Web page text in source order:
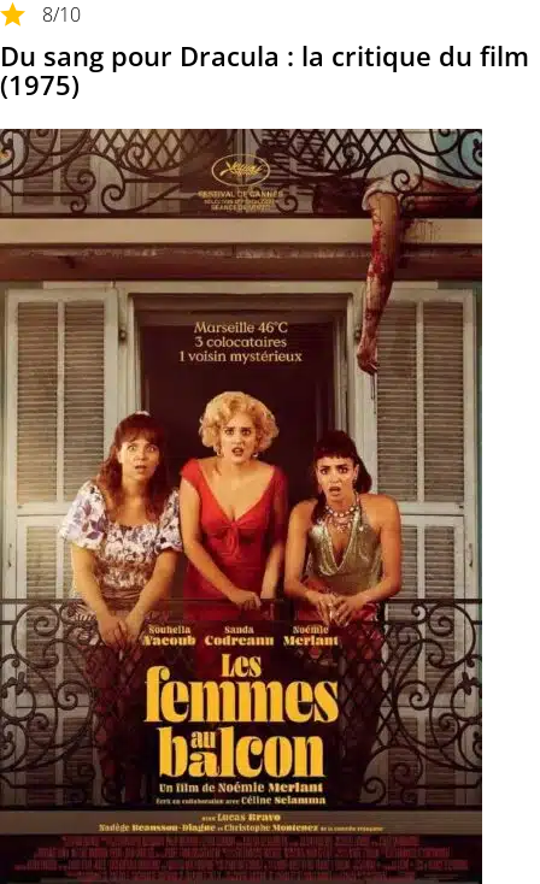
8/10
Du sang pour Dracula : la critique du film
(1975)